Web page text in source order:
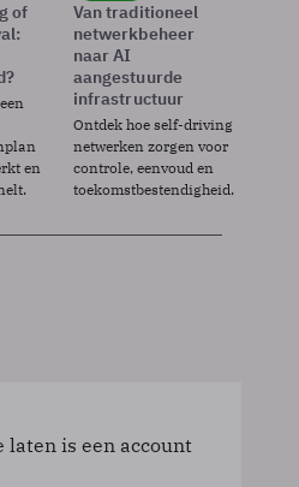
of
en
Van traditioneel
netwerkbeheer
naar AI
aangestuurde
infrastructuur
Ontdek hoe self-driving
netwerken zorgen voor
controle, eenvoud en
toekomstbestendigheid.
laten is een account